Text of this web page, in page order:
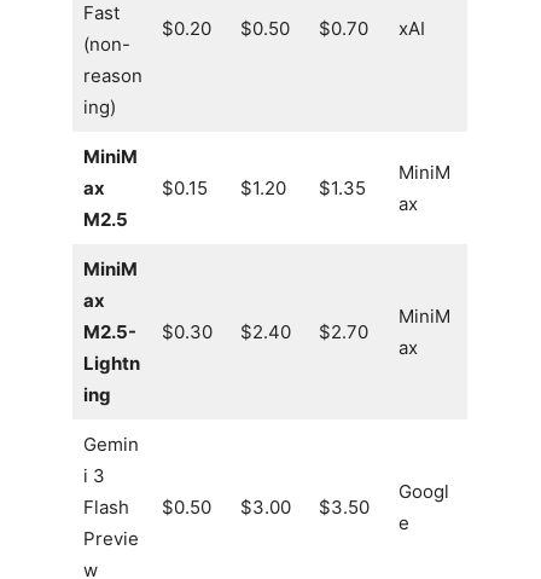
Fast
(non-
reason
ing)
$0.20 $0.50 $0.70 xAI
MiniM
ax
M2.5
$0.15 $1.20 $1.35
MiniM
ax
MiniM
ax
M2.5-
Lightn
ing
$0.30 $2.40 $2.70
MiniM
ax
Gemin
i 3
Flash
Previe
w
$0.50 $3.00 $3.50
Googl
e